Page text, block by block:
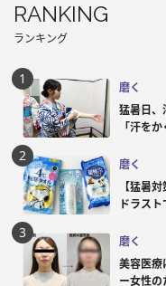
RANKING
ランキング
磨く
猛暑日
「汗を
磨く
【猛暑
ドラス
磨く
美容医
ー女性の